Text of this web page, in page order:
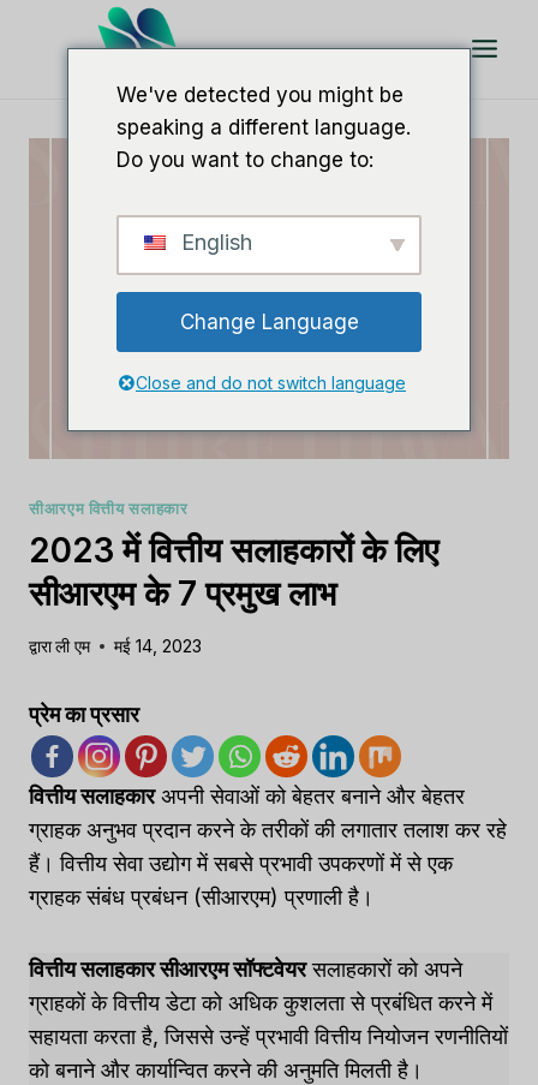
सीआरएम वित्तीय सलाहकार
2023 में वित्तीय सलाहकारों के लिए
सीआरएम के 7 प्रमुख लाभ
द्वाराली एम मई 14, 2023
प्रेम का प्रसार
वित्तीय सलाहकारअपनी सेवाओं को बेहतर बनाने और बेहतर
ग्राहक अनुभव प्रदान करने के तरीकों की लगातार तलाश कर रहे
हैं। वित्तीय सेवा उद्योग में सबसे प्रभावी उपकरणों में से एक
ग्राहक संबंध प्रबंधन (सीआरएम) प्रणाली है।
वित्तीय सलाहकार सीआरएम सॉफ्टवेयरसलाहकारों को अपने
ग्राहकों के वित्तीय डेटा को अधिक कुशलता से प्रबंधित करने में
सहायता करता है, जिससे उन्हें प्रभावी वित्तीय नियोजन रणनीतियों
को बनाने और कार्यान्वित करने की अनुमति मिलती है।
We've detected you might be
speaking a different language.
Do you want to change to:
English
Change Language
Close and do not switch language